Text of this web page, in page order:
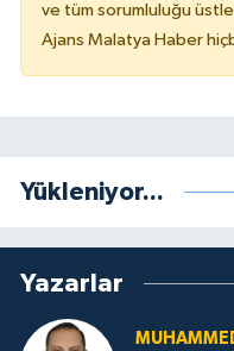
ve tüm sorumluluğu
Ajans Malatya Haber
Yükleniyor...
Yazarlar